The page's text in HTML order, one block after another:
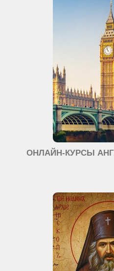
ОНЛАЙН-КУРСЫ